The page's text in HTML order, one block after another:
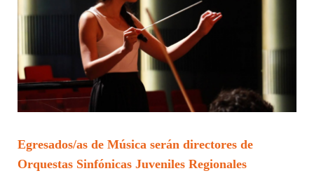
Egresados/as de Música serán directores de
Orquestas Sinfónicas Juveniles Regionales